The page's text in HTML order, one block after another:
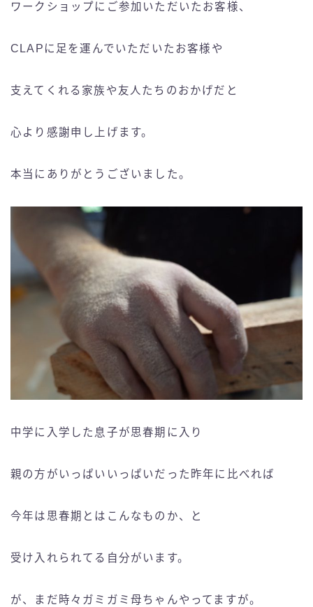
ワークショップにご参加いただいたお客様、
CLAPに足を運んでいただいたお客様や
支えてくれる家族や友人たちのおかげだと
心より感謝申し上げます。
本当にありがとうございました。
中学に入学した息子が思春期に入り
親の方がいっぱいいっぱいだった昨年に比べれば
今年は思春期とはこんなものか、と
受け入れられてる自分がいます。
が、まだ時々ガミガミ母ちゃんやってますが。